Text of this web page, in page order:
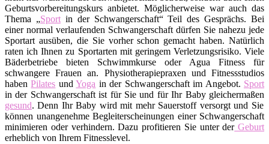
Geburtsvorbereitungskurs anbietet. Möglicherweise war auch das
Thema „Sportin der Schwangerschaft“ Teil des Gesprächs. Bei
einer normal verlaufenden Schwangerschaft dürfen Sie nahezu jede
Sportart ausüben, die Sie vorher schon gemacht haben. Natürlich
raten ich Ihnen zu Sportarten mit geringem Verletzungsrisiko. Viele
Bäderbetriebe bieten Schwimmkurse oder Agua Fitness für
schwangere Frauen an. Physiotherapiepraxen und Fitnessstudios
habenPilates undYoga in der Schwangerschaft im Angebot. Sport
in der Schwangerschaft ist für Sie und für Ihr Baby gleichermaßen
gesund. Denn Ihr Baby wird mit mehr Sauerstoff versorgt und Sie
können unangenehme Begleiterscheinungen einer Schwangerschaft
minimieren oder verhindern. Dazu profitieren Sie unter derGeburt
erheblich von Ihrem Fitnesslevel.